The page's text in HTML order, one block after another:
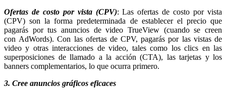
Ofertas de costo por vista (CPV): Las ofertas de costo por vista
(CPV) son la forma predeterminada de establecer el precio que
pagarás por tus anuncios de video TrueView (cuando se creen
con AdWords). Con las ofertas de CPV, pagarás por las vistas de
video y otras interacciones de video, tales como los clics en las
superposiciones de llamado a la acción (CTA), las tarjetas y los
banners complementarios, lo que ocurra primero.
3. Cree anuncios gráficos eficaces